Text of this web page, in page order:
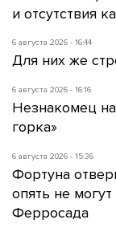
и отсутствия
6 августа 2026 - 16:44
Для них же
6 августа 2026 - 16:16
Незнакомец
горка»
6 августа 2026 - 15:36
Фортуна
опять не
Ферросада